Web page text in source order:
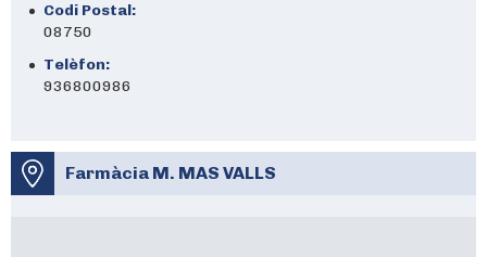
Codi Postal:
08750
Telèfon:
936800986
Farmàcia M. MAS VALLS